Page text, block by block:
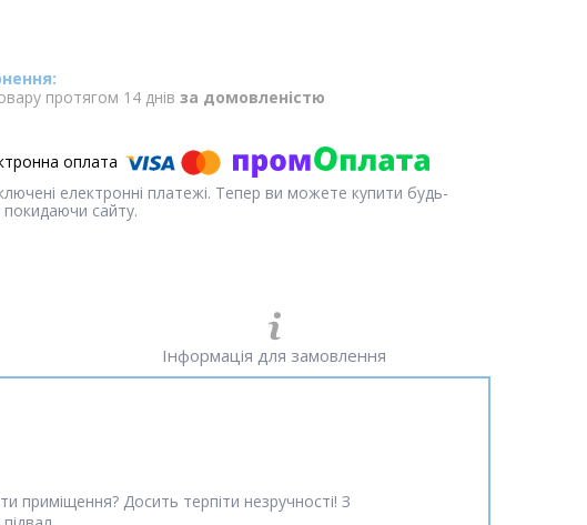
протягом 14 днів за домовленістю
електронні платежі. Тепер ви можете купити будь-
сайту.
Інформація для замовлення
приміщення? Досить терпіти незручності! З